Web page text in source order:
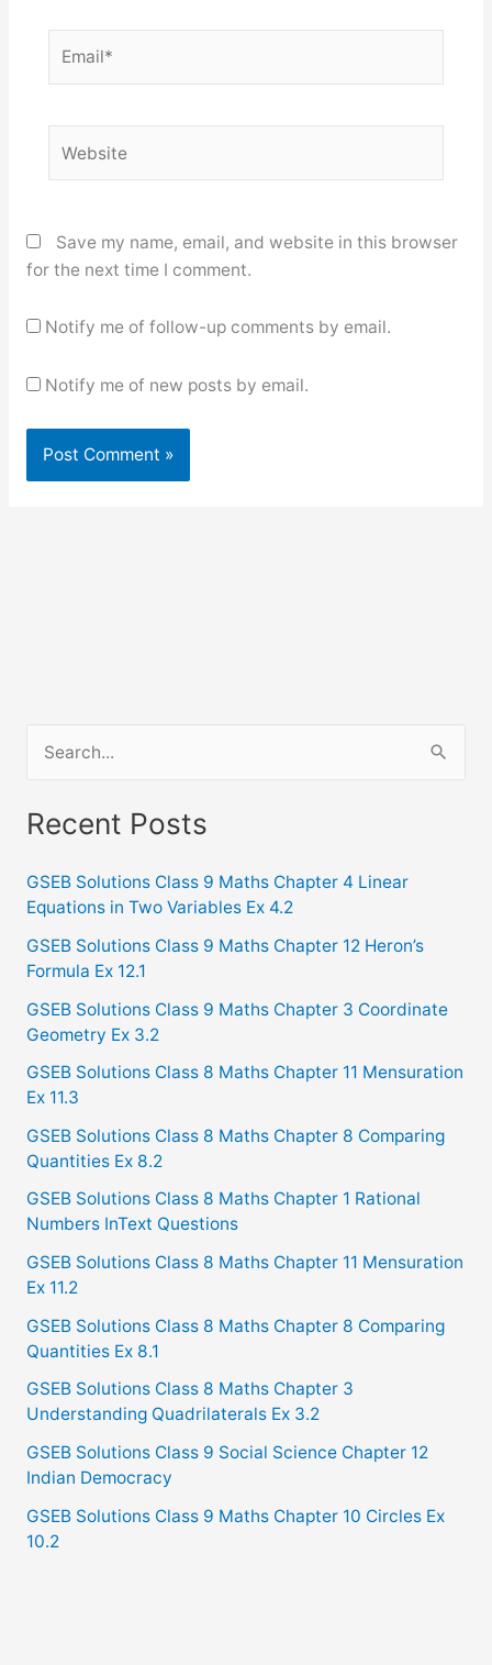
Save my name, email, and website in this browser
for the next time I comment.
Notify me of follow-up comments by email.
Notify me of new posts by email.
a
c
h
f
o
r
:
Recent Posts
GSEB Solutions Class 9 Maths Chapter 4 Linear
Equations in Two Variables Ex 4.2
GSEB Solutions Class 9 Maths Chapter 12 Heron’s
Formula Ex 12.1
GSEB Solutions Class 9 Maths Chapter 3 Coordinate
Geometry Ex 3.2
GSEB Solutions Class 8 Maths Chapter 11 Mensuration
Ex 11.3
GSEB Solutions Class 8 Maths Chapter 8 Comparing
Quantities Ex 8.2
GSEB Solutions Class 8 Maths Chapter 1 Rational
Numbers InText Questions
GSEB Solutions Class 8 Maths Chapter 11 Mensuration
Ex 11.2
GSEB Solutions Class 8 Maths Chapter 8 Comparing
Quantities Ex 8.1
GSEB Solutions Class 8 Maths Chapter 3
Understanding Quadrilaterals Ex 3.2
GSEB Solutions Class 9 Social Science Chapter 12
Indian Democracy
GSEB Solutions Class 9 Maths Chapter 10 Circles Ex
10.2